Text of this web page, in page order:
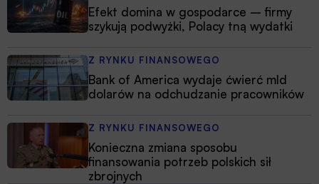
Efekt domina w gospodarce – firmy
szykują podwyżki, Polacy tną wydatki
Z RYNKU FINANSOWEGO
Bank of America wydaje ćwierć mld
dolarów na odchudzanie pracowników
Z RYNKU FINANSOWEGO
Konieczna zmiana sposobu
finansowania potrzeb polskich sił
zbrojnych